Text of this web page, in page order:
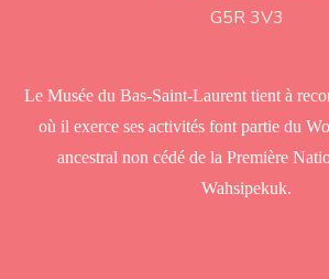
G5R 3V3
Le Musée du Bas-Saint-Laurent tient à
où il exerce ses activités font partie du
ancestral non cédé de la Première
Wahsipekuk.